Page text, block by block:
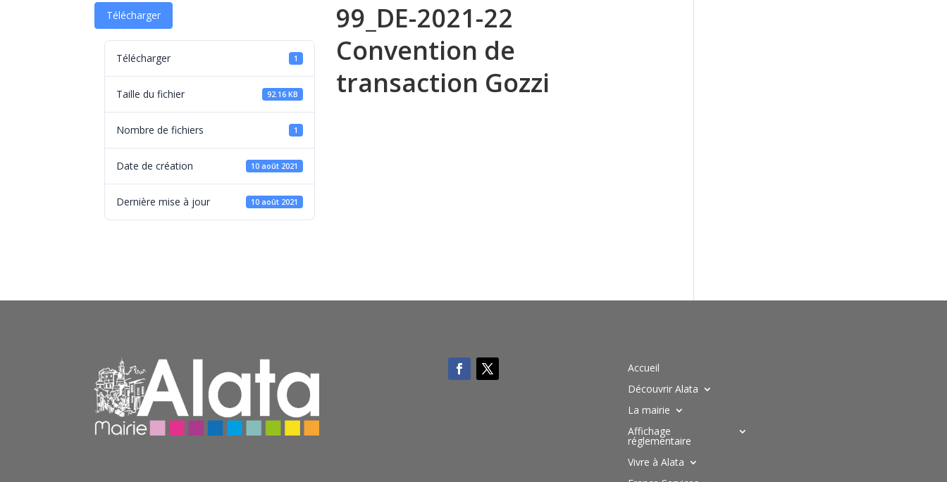
Télécharger
Télécharger 1
Taille du fichier 92.16 KB
Nombre de fichiers 1
Date de création 10 août 2021
Dernière mise à jour 10 août 2021
99_DE-2021-22
Convention de
transaction Gozzi
Accueil
Découvrir Alata
La mairie
Affichage
réglementaire
Vivre à Alata